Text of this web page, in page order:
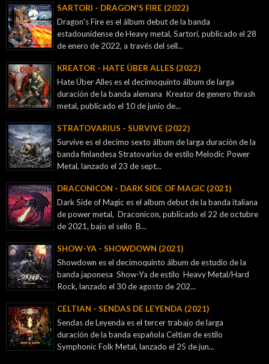
SARTORI - DRAGON'S FIRE (2022)
Dragon's Fire es el álbum debut de la banda
estadounidense de Heavy metal, Sartori, publicado el 28
de enero de 2022, a través del sell...
KREATOR - ‎HATE ÜBER ALLES (2022)
Hate Über Alles es el decimoquinto álbum de larga
duración de la banda alemana Kreator de genero thrash
metal, publicado el 10 de junio de...
STRATOVARIUS - SURVIVE (2022)
Survive es el decimo sexto álbum de larga duración de la
banda finlandesa Stratovarius de estilo Melodic Power
Metal, lanzado el 23 de sept...
DRACONICON - DARK SIDE OF MAGIC (2021)
Dark Side of Magic es el album debut de la banda italiana
de power metal, Draconicon, publicado el 22 de octubre
de 2021, bajo el sello B...
SHOW-YA - SHOWDOWN (2021)
Showdown es el decimoquinto álbum de estudio de la
banda japonesa Show-Ya de estilo Heavy Metal/Hard
Rock, lanzado el 30 de agosto de 202...
CELTIAN - SENDAS DE LEYENDA (2021)
Sendas de Leyenda es el tercer trabajo de larga
duración de la banda española Celtian de estilo
Symphonic Folk Metal, lanzado el 25 de jun...